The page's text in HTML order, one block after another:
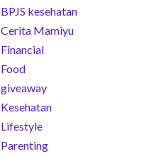
BPJS kesehatan
Cerita Mamiyu
Financial
Food
giveaway
Kesehatan
Lifestyle
Parenting